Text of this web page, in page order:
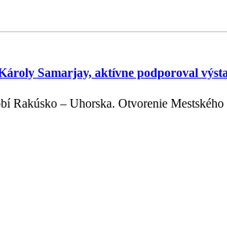
Samarjay, aktívne podporoval
Rakúsko – Uhorska. Otvorenie